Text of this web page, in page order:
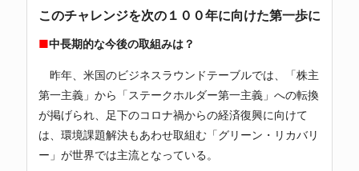
このチャレンジを次の１００年に向けた第一歩に
■中長期的な今後の取組みは？
昨年、米国のビジネスラウンドテーブルでは、「株主
第一主義」から「ステークホルダー第一主義」への転換
が掲げられ、足下のコロナ禍からの経済復興に向けて
は、環境課題解決もあわせ取組む「グリーン・リカバリ
ー」が世界では主流となっている。